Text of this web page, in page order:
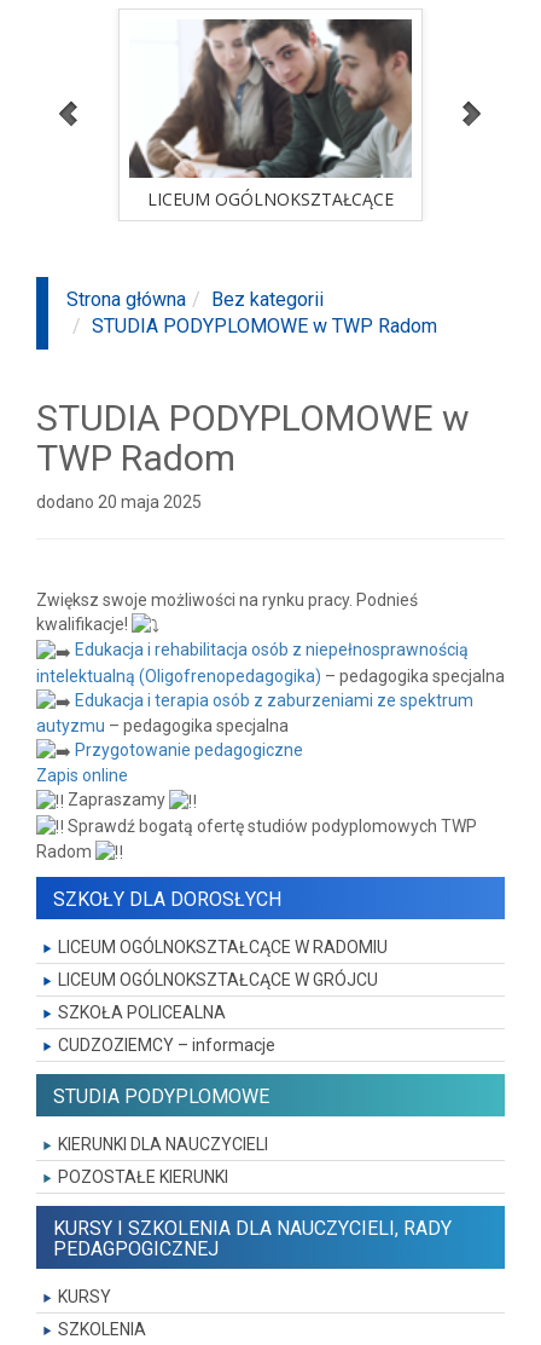
LICEUM OGÓLNOKSZTAŁCĄCE
sprawdź ofertę
LICEUM OGÓLNOKSZTAŁCĄCE
Strona główna
Bez kategorii
STUDIA PODYPLOMOWE w TWP Radom
STUDIA PODYPLOMOWE w
TWP Radom
dodano 20 maja 2025
Zwiększ swoje możliwości na rynku pracy. Podnieś
kwalifikacje!
Edukacja i rehabilitacja osób z niepełnosprawnością
intelektualną (Oligofrenopedagogika) – pedagogika specjalna
Edukacja i terapia osób z zaburzeniami ze spektrum
autyzmu – pedagogika specjalna
Przygotowanie pedagogiczne
Zapis online
Zapraszamy
Sprawdź bogatą ofertę studiów podyplomowych TWP
Radom
SZKOŁY DLA DOROSŁYCH
LICEUM OGÓLNOKSZTAŁCĄCE W RADOMIU
LICEUM OGÓLNOKSZTAŁCĄCE W GRÓJCU
SZKOŁA POLICEALNA
CUDZOZIEMCY – informacje
STUDIA PODYPLOMOWE
KIERUNKI DLA NAUCZYCIELI
POZOSTAŁE KIERUNKI
KURSY I SZKOLENIA DLA NAUCZYCIELI, RADY
PEDAGPOGICZNEJ
KURSY
SZKOLENIA